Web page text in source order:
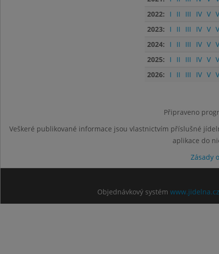
2022:
I II III IV V
2023:
I II III IV V
2024:
I II III IV V
2025:
I II III IV V
2026:
I II III IV V
Připraveno
Veškeré publikované informace jsou vlastnictvím příslušné
aplikace do
Zásady
Objednávkový systém www.jidelna.cz